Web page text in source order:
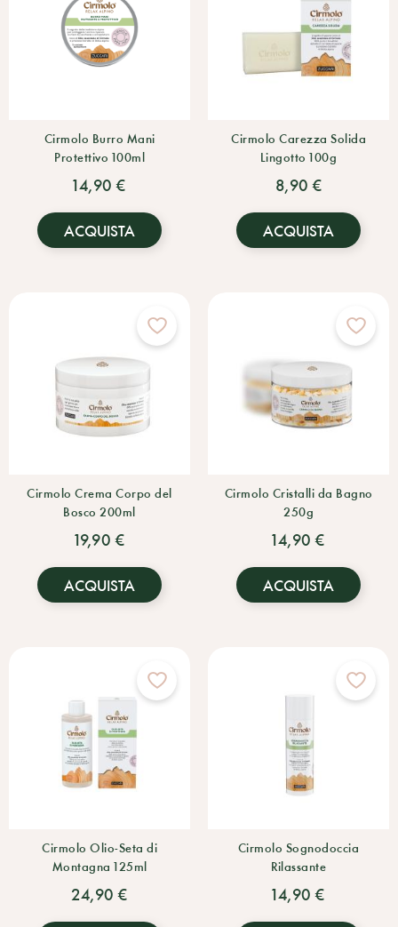
Cirmolo Burro Mani
Protettivo 100ml
14,90 €
ACQUISTA
Cirmolo Carezza Solida
Lingotto 100g
8,90 €
ACQUISTA
Cirmolo Crema Corpo del
Bosco 200ml
19,90 €
ACQUISTA
Cirmolo Cristalli da Bagno
250g
14,90 €
ACQUISTA
Cirmolo Olio-Seta di
Montagna 125ml
24,90 €
Cirmolo Sognodoccia
Rilassante
14,90 €